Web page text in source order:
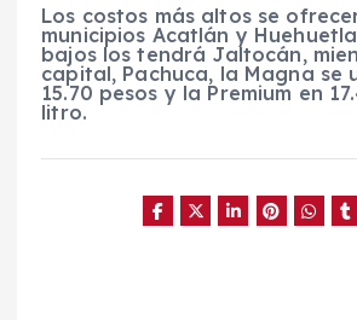
Los costos más altos se
municipios Acatlán y
bajos los tendrá Jaltocán,
capital, Pachuca, la Magna se
15.70 pesos y la Premium en
litro.